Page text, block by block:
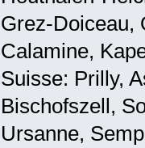
Grez-Doiceau,
Calamine,
Suisse: Prilly,
Bischofszell,
Ursanne,